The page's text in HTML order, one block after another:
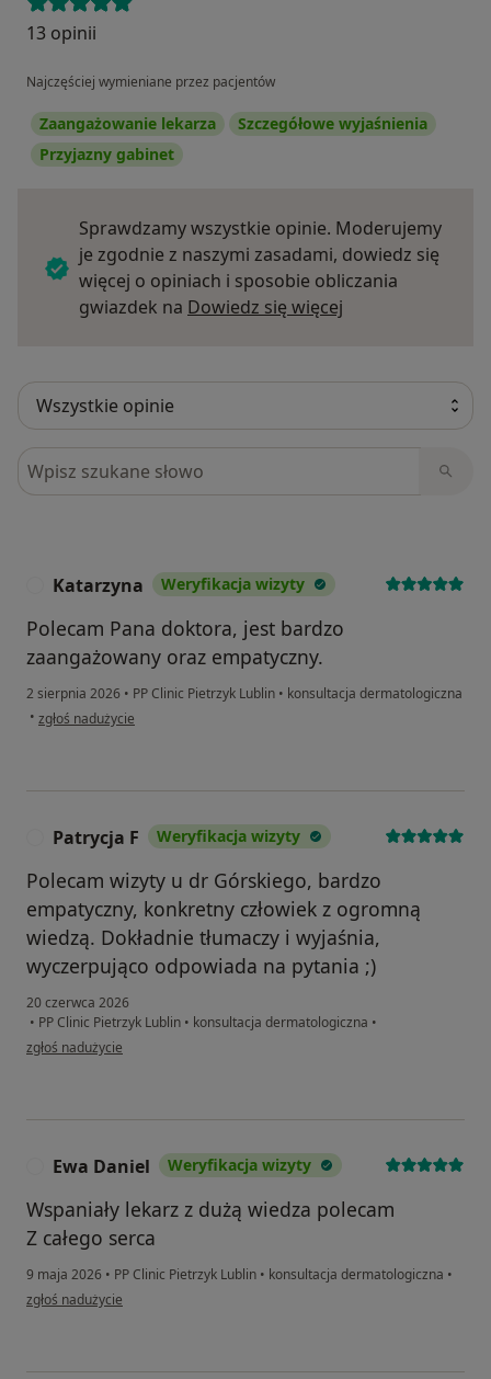
13 opinii
Najczęściej wymieniane przez pacjentów
Zaangażowanie lekarza
Szczegółowe wyjaśnienia
Przyjazny gabinet
Sprawdzamy wszystkie opinie. Moderujemy
je zgodnie z naszymi zasadami, dowiedz się
więcej o opiniach i sposobie obliczania
gwiazdek na Dowiedz się więcej
Szukaj w opiniach
Katarzyna Weryfikacja wizyty
Polecam Pana doktora, jest bardzo
zaangażowany oraz empatyczny.
2 sierpnia 2026 • PP Clinic Pietrzyk Lublin • konsultacja dermatologiczna
• w opinii użytkownika Katarzyna
zgłoś nadużycie
Patrycja F Weryfikacja wizyty
Polecam wizyty u dr Górskiego, bardzo
empatyczny, konkretny człowiek z ogromną
wiedzą. Dokładnie tłumaczy i wyjaśnia,
wyczerpująco odpowiada na pytania ;)
20 czerwca 2026
• PP Clinic Pietrzyk Lublin • konsultacja dermatologiczna •
w opinii użytkownika Patrycja F
zgłoś nadużycie
Ewa Daniel Weryfikacja wizyty
Wspaniały lekarz z dużą wiedza polecam
Z całego serca
9 maja 2026 • PP Clinic Pietrzyk Lublin • konsultacja dermatologiczna •
w opinii użytkownika Ewa Daniel
zgłoś nadużycie